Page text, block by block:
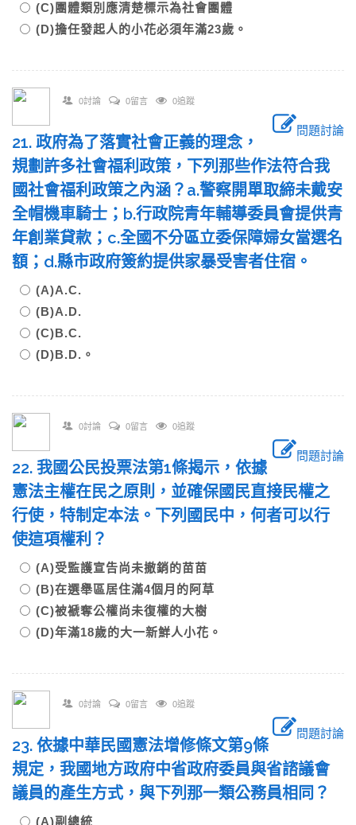
(C)團體類別應清楚標示為社會團體
(D)擔任發起人的小花必須年滿23歲。
0討論 0留言 0追蹤
問題討論
21. 政府為了落實社會正義的理念，
規劃許多社會福利政策，下列那些作法符合我
國社會福利政策之內涵？a.警察開單取締未戴安
全帽機車騎士；b.行政院青年輔導委員會提供青
年創業貸款；c.全國不分區立委保障婦女當選名
額；d.縣市政府簽約提供家暴受害者住宿。
(A)A.C.
(B)A.D.
(C)B.C.
(D)B.D.。
0討論 0留言 0追蹤
問題討論
22. 我國公民投票法第1條揭示，依據
憲法主權在民之原則，並確保國民直接民權之
行使，特制定本法。下列國民中，何者可以行
使這項權利？
(A)受監護宣告尚未撤銷的苗苗
(B)在選舉區居住滿4個月的阿草
(C)被褫奪公權尚未復權的大樹
(D)年滿18歲的大一新鮮人小花。
0討論 0留言 0追蹤
問題討論
23. 依據中華民國憲法增修條文第9條
規定，我國地方政府中省政府委員與省諮議會
議員的產生方式，與下列那一類公務員相同？
(A)副總統